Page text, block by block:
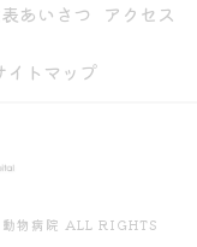
あいさつ アクセス
イトマップ
物病院 ALL RIGHTS